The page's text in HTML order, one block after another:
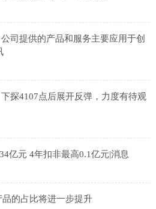
司提供的产品和服务主要应用于创
探4107点后展开反弹，力度有待观
亿元 4年扣非最高0.1亿元|消息
的占比将进一步提升